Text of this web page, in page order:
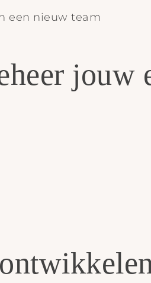
een nieuw team
jouw